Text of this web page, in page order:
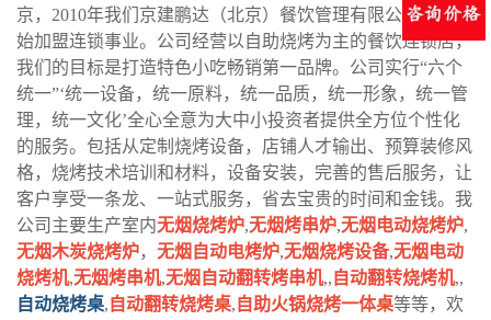
京，2010年我们京建鹏达（北京）餐饮管理有限公司全面开
始加盟连锁事业。公司经营以自助烧烤为主的餐饮连锁店，
我们的目标是打造特色小吃畅销第一品牌。公司实行“六个
统一”‘统一设备，统一原料，统一品质，统一形象，统一管
理，统一文化’全心全意为大中小投资者提供全方位个性化
的服务。包括从定制烧烤设备，店铺人才输出、预算装修风
格，烧烤技术培训和材料，设备安装，完善的售后服务，让
客户享受一条龙、一站式服务，省去宝贵的时间和金钱。我
公司主要生产室内无烟烧烤炉,无烟烤串炉,无烟电动烧烤炉,
无烟木炭烧烤炉， 无烟自动电烤炉,无烟烧烤设备,无烟电动
烧烤机,无烟烤串机,无烟自动翻转烤串机,, 自动翻转烧烤机,,
自动烧烤桌, 自动翻转烧烤桌, 自助火锅烧烤一体桌等等，欢